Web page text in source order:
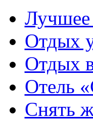
Лучшее
Отдых
Отдых
Отель
Снять